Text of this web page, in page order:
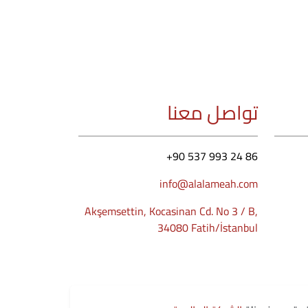
تواصل معنا
+90 537 993 24 86
info@alalameah.com
Akşemsettin, Kocasinan Cd. No 3 / B,
34080 Fatih/İstanbul